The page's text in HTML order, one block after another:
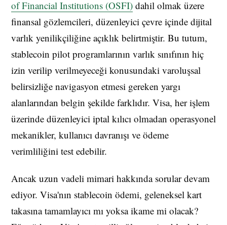
of Financial Institutions (OSFI) dahil olmak üzere
finansal gözlemcileri, düzenleyici çevre içinde dijital
varlık yenilikçiliğine açıklık belirtmiştir. Bu tutum,
stablecoin pilot programlarının varlık sınıfının hiç
izin verilip verilmeyeceği konusundaki varoluşsal
belirsizliğe navigasyon etmesi gereken yargı
alanlarından belgin şekilde farklıdır. Visa, her işlem
üzerinde düzenleyici iptal kılıcı olmadan operasyonel
mekanikler, kullanıcı davranışı ve ödeme
verimliliğini test edebilir.
Ancak uzun vadeli mimari hakkında sorular devam
ediyor. Visa'nın stablecoin ödemi, geleneksel kart
takasına tamamlayıcı mı yoksa ikame mi olacak?